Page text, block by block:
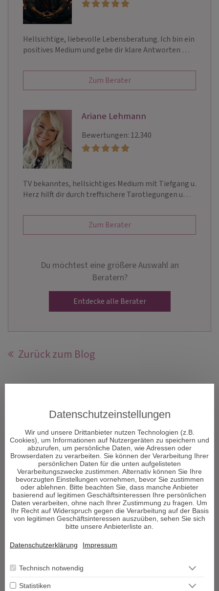
Hellsichtige, liebevolle Lebensberatung. Ich bin ein
positives Medium und gebe dir klare Antworten …
Zum Berater
Ariane Lehmann
Bewertungen: 12.340
TV bekanntes, hellsichtiges Medium mit Tiefgang u.
Herz hilft dir durch treffsichere Tarotlegungen u…
Zum Berater
Du möchtest eine größere Auswahl an
Beratern?
Entdecke alle Berater
Zurück zum Blog
Tarot & Kartenlegen
Astrologie & Horoskope
Medium & Channeling
Psych. Lebensberatung
Liebe & Partnerschaft
Beruf & Karriere
Sonstige Bereiche
Berater werden
Impressum
AGB
Datenschutzeinstellungen
Wir und unsere Drittanbieter nutzen Technologien (z.B.
Cookies), um Informationen auf Nutzergeräten zu speichern und
abzurufen, um persönliche Daten, wie Adressen oder
Browserdaten zu verarbeiten. Sie können der Verarbeitung Ihrer
persönlichen Daten für die unten aufgelisteten
Verarbeitungszwecke zustimmen. Alternativ können Sie Ihre
bevorzugten Einstellungen vornehmen, bevor Sie zustimmen
oder ablehnen. Bitte beachten Sie, dass manche Anbieter
basierend auf legitimen Geschäftsinteressen Ihre persönlichen
Daten verarbeiten, ohne nach Ihrer Zustimmung zu fragen. Um
Ihr Recht auf Widerspruch gegen die Verarbeitung auf der Basis
von legitimen Geschäftsinteressen auszuüben, sehen Sie sich
bitte unsere Anbieterliste an.
Datenschutzerklärung Impressum
Technisch notwendig
Statistiken